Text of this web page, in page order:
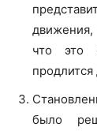
что это
было